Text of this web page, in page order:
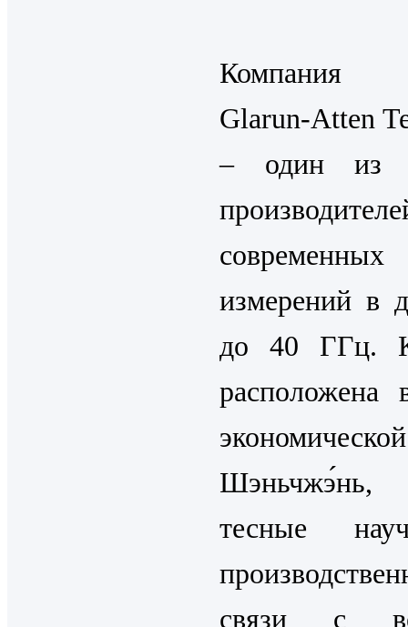
Компания
Glarun-Atten
– один из
современных
измерений в
до 40 ГГц.
расположена
тесные
связи с